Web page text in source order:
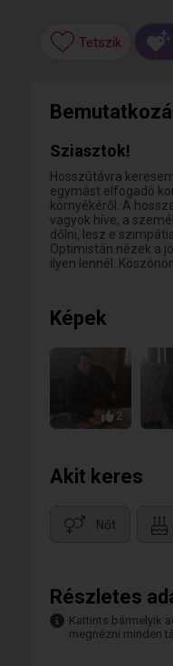
Tetszik
Sziasztok!
Hosszútávra
egymást elfogadó
környékéről. A
vagyok híve, a
dőlni, lesz e
Optimistán nézek a
ilyen lennél.
Képek
2
Akit keres
Nőt
Részletes
Kattints bármelyik
megnézni minden